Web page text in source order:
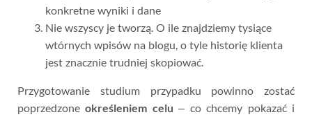
konkretne wyniki i dane
Nie wszyscy je tworzą. O ile znajdziemy tysiące
wtórnych wpisów na blogu, o tyle historię klienta
jest znacznie trudniej skopiować.
Przygotowanie studium przypadku powinno zostać
poprzedzoneokreśleniem celu – co chcemy pokazać i